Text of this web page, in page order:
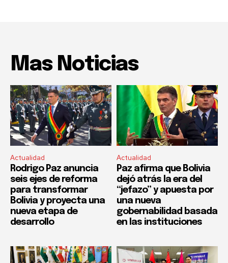
Mas Noticias
Actualidad
Rodrigo Paz anuncia
seis ejes de reforma
para transformar
Bolivia y proyecta una
nueva etapa de
desarrollo
Actualidad
Paz afirma que Bolivia
dejó atrás la era del
“jefazo” y apuesta por
una nueva
gobernabilidad basada
en las instituciones